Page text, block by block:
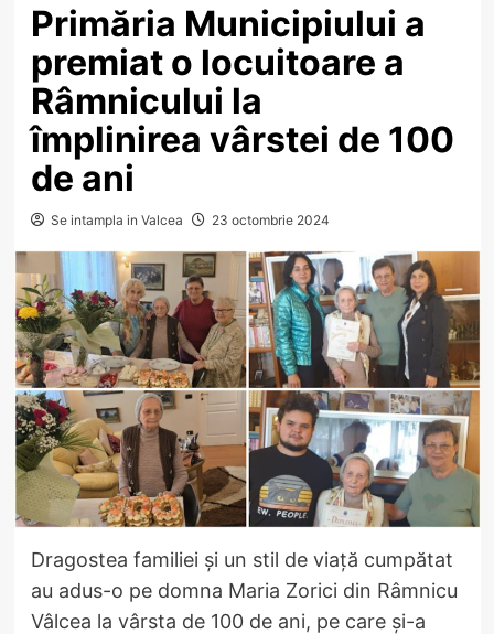
Primăria Municipiului a
premiat o locuitoare a
Râmnicului la
împlinirea vârstei de 100
de ani
Se intampla in Valcea 23 octombrie 2024
Dragostea familiei și un stil de viață cumpătat
au adus-o pe domna Maria Zorici din Râmnicu
Vâlcea la vârsta de 100 de ani, pe care și-a